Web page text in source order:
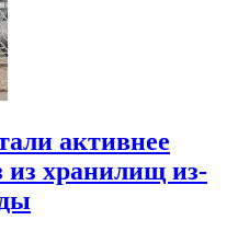
активнее
из хранилищ из-